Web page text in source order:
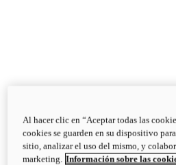
Al hacer clic en “Aceptar todas las
cookies se guarden en su dispositivo
sitio, analizar el uso del mismo, y
marketing. Información sobre las